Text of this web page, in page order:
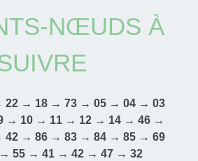
NŒUDS À
22 → 18 → 73 → 05 → 04 → 03
→ 10 → 11 → 12 → 14 → 46 →
42 → 86 → 83 → 84 → 85 → 69
55 → 41 → 42 → 47 → 32